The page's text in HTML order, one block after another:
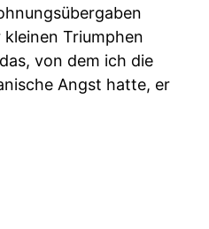
Triumphen
von dem ich die
Angst hatte, er